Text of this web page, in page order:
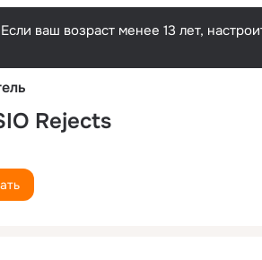
ваш возраст менее 13 лет,
Rejects